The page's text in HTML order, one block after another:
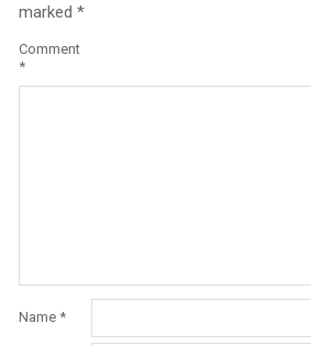
marked *
Comment
*
Name *